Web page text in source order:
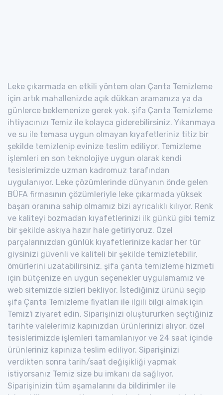
Leke çıkarmada en etkili yöntem olan Çanta Temizleme
için artık mahallenizde açık dükkan aramanıza ya da
günlerce beklemenize gerek yok. şifa Çanta Temizleme
ihtiyacınızı Temiz ile kolayca giderebilirsiniz. Yıkanmaya
ve su ile temasa uygun olmayan kıyafetleriniz titiz bir
şekilde temizlenip evinize teslim ediliyor. Temizleme
işlemleri en son teknolojiye uygun olarak kendi
tesislerimizde uzman kadromuz tarafından
uygulanıyor. Leke çözümlerinde dünyanın önde gelen
BÜFA firmasının çözümleriyle leke çıkarmada yüksek
başarı oranına sahip olmamız bizi ayrıcalıklı kılıyor. Renk
ve kaliteyi bozmadan kıyafetlerinizi ilk günkü gibi temiz
bir şekilde askıya hazır hale getiriyoruz. Özel
parçalarınızdan günlük kıyafetlerinize kadar her tür
giysinizi güvenli ve kaliteli bir şekilde temizletebilir,
ömürlerini uzatabilirsiniz. şifa çanta temizleme hizmeti
için bütçenize en uygun seçenekler uygulamamız ve
web sitemizde sizleri bekliyor. İstediğiniz ürünü seçip
şifa Çanta Temizleme fiyatları ile ilgili bilgi almak için
Temiz'i ziyaret edin. Siparişinizi oluştururken seçtiğiniz
tarihte valelerimiz kapınızdan ürünlerinizi alıyor, özel
tesislerimizde işlemleri tamamlanıyor ve 24 saat içinde
ürünleriniz kapınıza teslim ediliyor. Siparişinizi
verdikten sonra tarih/saat değişikliği yapmak
istiyorsanız Temiz size bu imkanı da sağlıyor.
Siparişinizin tüm aşamalarını da bildirimler ile